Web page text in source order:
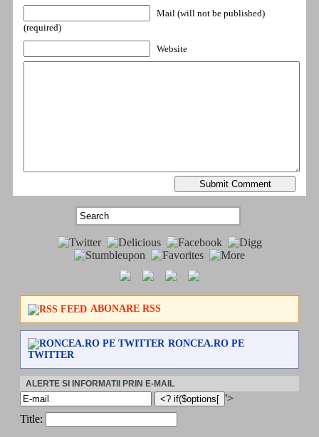
Mail (will not be published)
(required)
Website
ABONARE RSS
RONCEA.RO PE
TWITTER
ALERTE SI INFORMATII PRIN E-MAIL
'>
Title: